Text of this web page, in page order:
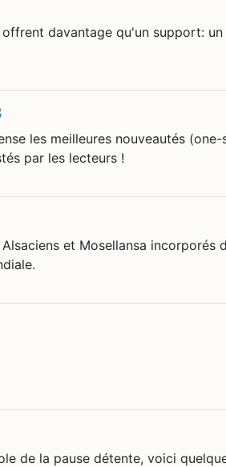
davantage qu'un support: un
les meilleures nouveautés
par les lecteurs !
et Mosellansa incorporés
de la pause détente, voici